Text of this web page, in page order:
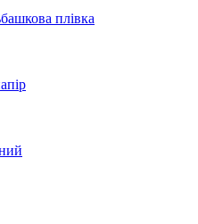
плівка